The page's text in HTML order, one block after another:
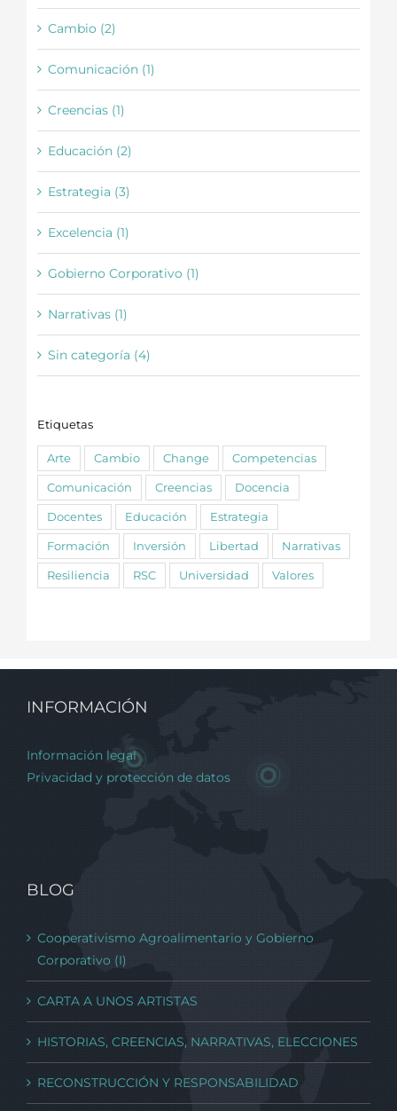
Cambio (2)
Comunicación (1)
Creencias (1)
Educación (2)
Estrategia (3)
Excelencia (1)
Gobierno Corporativo (1)
Narrativas (1)
Sin categoría (4)
Etiquetas
Arte Cambio Change Competencias
Comunicación Creencias Docencia
Docentes Educación Estrategia
Formación Inversión Libertad Narrativas
Resiliencia RSC Universidad Valores
INFORMACIÓN
Información legal
Privacidad y protección de datos
BLOG
Cooperativismo Agroalimentario y Gobierno
Corporativo (I)
CARTA A UNOS ARTISTAS
HISTORIAS, CREENCIAS, NARRATIVAS, ELECCIONES
RECONSTRUCCIÓN Y RESPONSABILIDAD